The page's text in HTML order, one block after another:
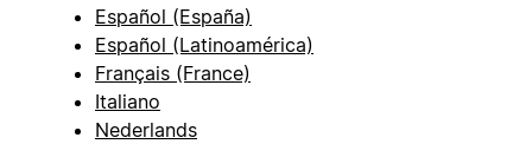
Español (España)
Español (Latinoamérica)
Français (France)
Italiano
Nederlands